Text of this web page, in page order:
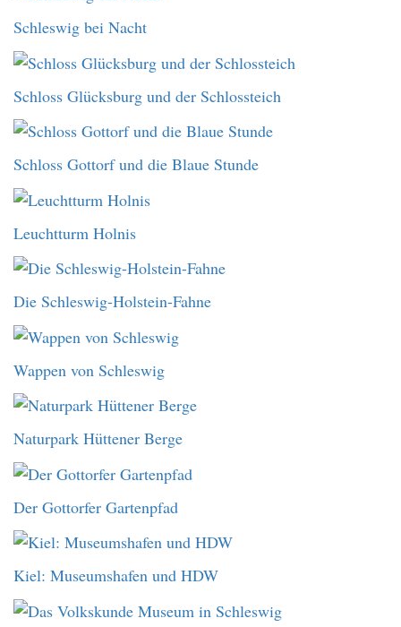
Schleswig bei Nacht
Schloss Glücksburg und der Schlossteich
Schloss Gottorf und die Blaue Stunde
Leuchtturm Holnis
Die Schleswig-Holstein-Fahne
Wappen von Schleswig
Naturpark Hüttener Berge
Der Gottorfer Gartenpfad
Kiel: Museumshafen und HDW